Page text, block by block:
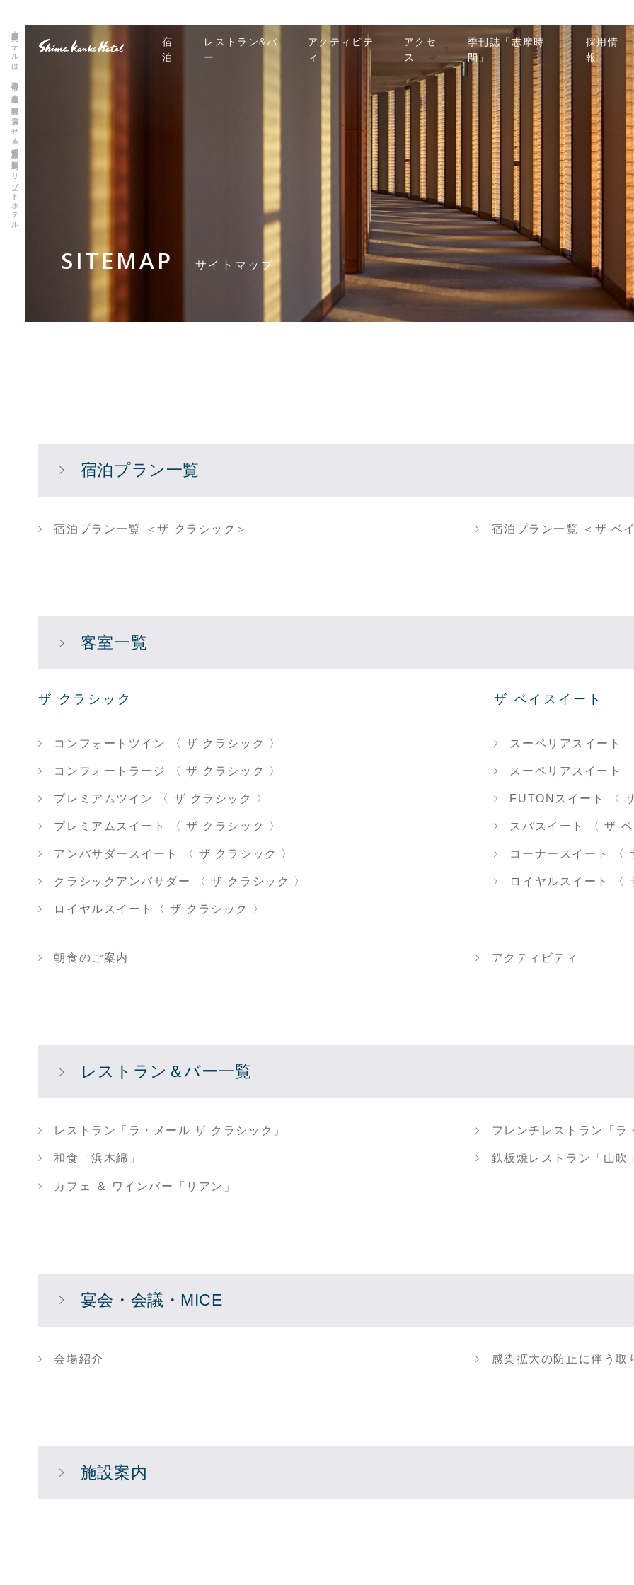
志摩観光ホテルは、非日常の素敵な時間を過ごせる伊勢志摩 賢島のリゾートホテル
宿
泊
レストラン&バ
ー
アクティビテ
ィ
アクセ
ス
季刊誌「志摩時
間」
採用情
報
SITEMAP サイトマップ
宿泊プラン一覧
宿泊プラン一覧 ＜ザ クラシック＞ 宿泊プラン一覧 ＜ザ ベ
客室一覧
ザ クラシック
コンフォートツイン 〈 ザ クラシック 〉
コンフォートラージ 〈 ザ クラシック 〉
プレミアムツイン 〈 ザ クラシック 〉
プレミアムスイート 〈 ザ クラシック 〉
アンバサダースイート 〈 ザ クラシック 〉
クラシックアンバサダー 〈 ザ クラシック 〉
ロイヤルスイート〈 ザ クラシック 〉
ザ ベイスイート
スーペリアスイート
スーペリアスイート
FUTONスイート 〈
スパスイート 〈 ザ
コーナースイート 〈
ロイヤルスイート 〈
朝食のご案内 アクティビティ
レストラン＆バー一覧
レストラン「ラ・メール ザ クラシック」 フレンチレストラン「ラ
和食「浜木綿」 鉄板焼レストラン「山吹
カフェ ＆ ワインバー「リアン」
宴会・会議・MICE
会場紹介 感染拡大の防止に伴う取
施設案内